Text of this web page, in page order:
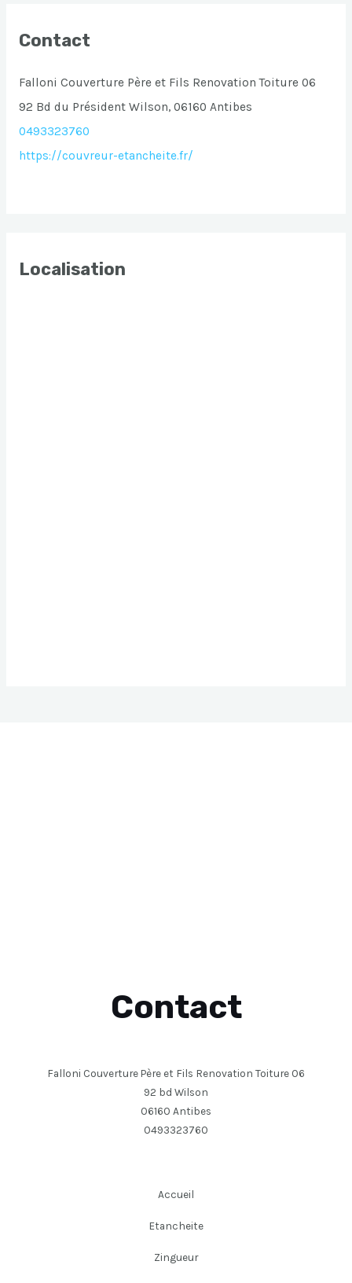
Contact
Falloni Couverture Père et Fils Renovation Toiture 06
92 Bd du Président Wilson, 06160 Antibes
0493323760
https://couvreur-etancheite.fr/
Localisation
Contact
Falloni Couverture Père et Fils Renovation Toiture 06
92 bd Wilson
06160 Antibes
0493323760
Accueil
Etancheite
Zingueur